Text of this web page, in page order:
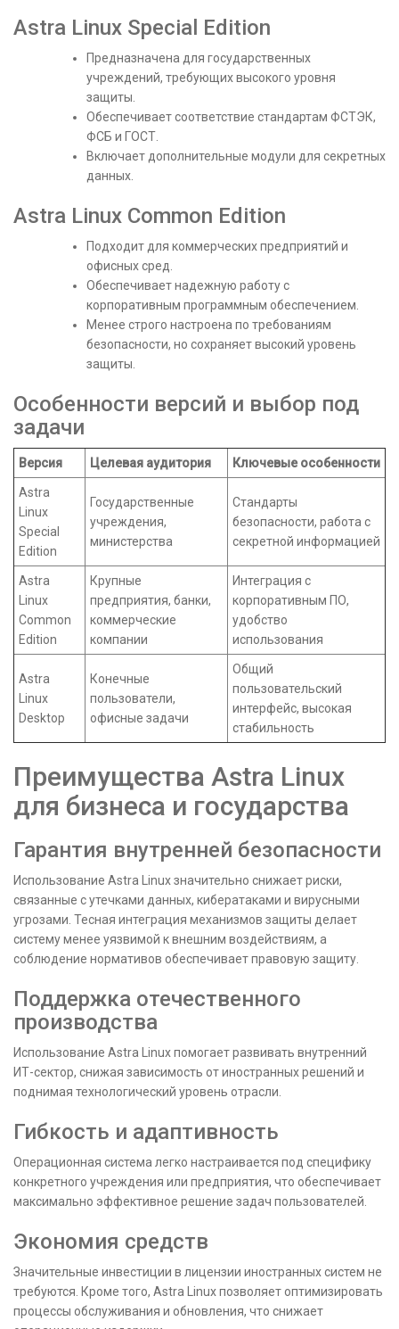
Astra Linux Special Edition
Предназначена для государственных
учреждений, требующих высокого уровня
защиты.
Обеспечивает соответствие стандартам ФСТЭК,
ФСБ и ГОСТ.
Включает дополнительные модули для секретных
данных.
Astra Linux Common Edition
Подходит для коммерческих предприятий и
офисных сред.
Обеспечивает надежную работу с
корпоративным программным обеспечением.
Менее строго настроена по требованиям
безопасности, но сохраняет высокий уровень
защиты.
Особенности версий и выбор под
задачи
Версия Целевая аудитория Ключевые особенности
Astra
Linux
Special
Edition
Государственные
учреждения,
министерства
Стандарты
безопасности, работа с
секретной информацией
Astra
Linux
Common
Edition
Крупные
предприятия, банки,
коммерческие
компании
Интеграция с
корпоративным ПО,
удобство
использования
Astra
Linux
Desktop
Конечные
пользователи,
офисные задачи
Общий
пользовательский
интерфейс, высокая
стабильность
Преимущества Astra Linux
для бизнеса и государства
Гарантия внутренней безопасности
Использование Astra Linux значительно снижает риски,
связанные с утечками данных, кибератаками и вирусными
угрозами. Тесная интеграция механизмов защиты делает
систему менее уязвимой к внешним воздействиям, а
соблюдение нормативов обеспечивает правовую защиту.
Поддержка отечественного
производства
Использование Astra Linux помогает развивать внутренний
ИТ-сектор, снижая зависимость от иностранных решений и
поднимая технологический уровень отрасли.
Гибкость и адаптивность
Операционная система легко настраивается под специфику
конкретного учреждения или предприятия, что обеспечивает
максимально эффективное решение задач пользователей.
Экономия средств
Значительные инвестиции в лицензии иностранных систем не
требуются. Кроме того, Astra Linux позволяет оптимизировать
процессы обслуживания и обновления, что снижает